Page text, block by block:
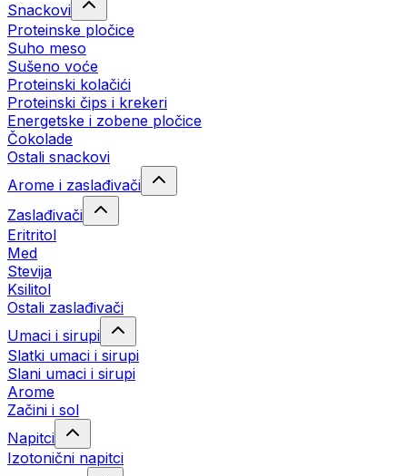
Snackovi
Proteinske pločice
Suho meso
Sušeno voće
Proteinski kolačići
Proteinski čips i krekeri
Energetske i zobene pločice
Čokolade
Ostali snackovi
Arome i zaslađivači
Zaslađivači
Eritritol
Med
Stevija
Ksilitol
Ostali zaslađivači
Umaci i sirupi
Slatki umaci i sirupi
Slani umaci i sirupi
Arome
Začini i sol
Napitci
Izotonični napitci